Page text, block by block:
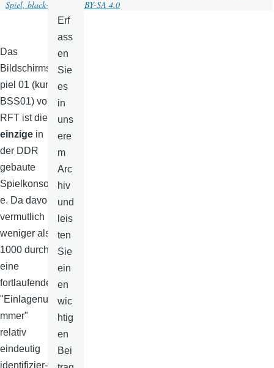
Spiel, black-8034
CC BY-SA 4.0
Das
Bildschirms
piel 01 (kurz
BSS01) von
RFT ist die
einzige in
der DDR
gebaute
Spielkonsol
e. Da davon
vermutlich
weniger als
1000 durch
eine
fortlaufende
"Einlagenu
mmer"
relativ
eindeutig
identi­fi­zier­
Erf
ass
en
Sie
es
in
uns
ere
m
Arc
hiv
und
leis
ten
Sie
ein
en
wic
htig
en
Bei